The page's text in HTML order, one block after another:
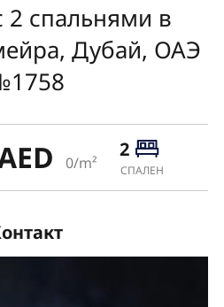
2 спальнями в
Дубай, ОАЭ
0/m²
2
СПАЛЕН